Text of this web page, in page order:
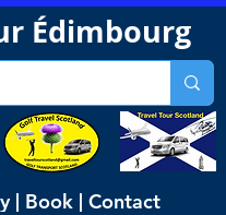
Édimbourg
| Book | Contact